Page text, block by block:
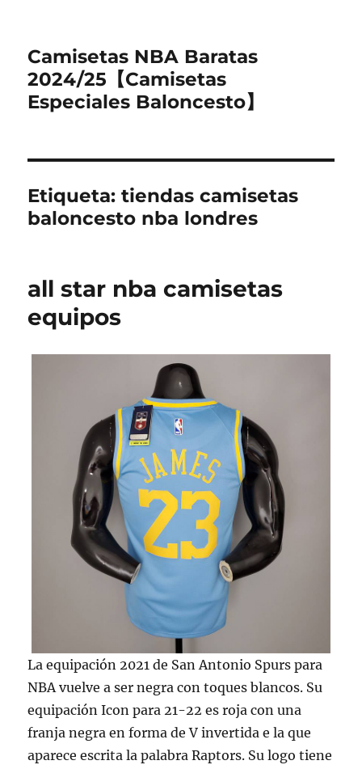
Camisetas NBA Baratas
2024/25【Camisetas
Especiales Baloncesto】
Etiqueta:tiendas camisetas
baloncesto nba londres
all star nba camisetas
equipos
La equipación 2021 de San Antonio Spurs para
NBA vuelve a ser negra con toques blancos. Su
equipación Icon para 21-22 es roja con una
franja negra en forma de V invertida e la que
aparece escrita la palabra Raptors. Su logo tiene